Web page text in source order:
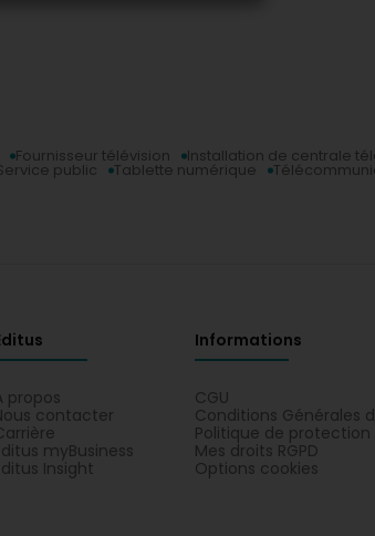
Fournisseur télévision Installation de centrale
public Tablette numérique
propos
contacter
myBusiness
Insight
Informations
CGU
Conditions Générales
Politique de
Mes droits RGPD
Options cookies